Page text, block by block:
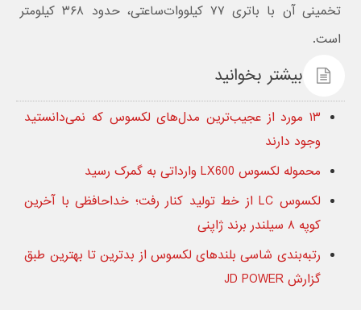
تخمینی آن با باتری ۷۷ کیلووات‌ساعتی، حدود ۳۶۸ کیلومتر
است.
بیشتر بخوانید
۱۳ مورد از عجیب‌ترین مدل‌های لکسوس که نمی‌دانستید
وجود دارند
محموله لکسوس LX600 وارداتی به گمرک رسید
لکسوس LC از خط تولید کنار رفت؛ خداحافظی با آخرین
کوپه ۸ سیلندر برند ژاپنی
رتبه‌بندی شاسی بلندهای لکسوس از بدترین تا بهترین طبق
گزارش JD POWER